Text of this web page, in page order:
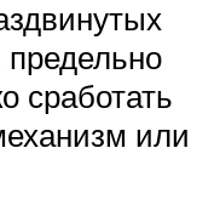
сработать
или